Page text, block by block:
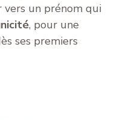
vers un prénom qui
, pour une
ses premiers